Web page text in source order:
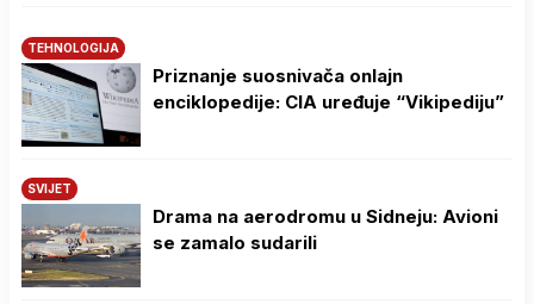
TEHNOLOGIJA
Priznanje suosnivača onlajn
enciklopedije: CIA uređuje “Vikipediju”
SVIJET
Drama na aerodromu u Sidneju: Avioni
se zamalo sudarili